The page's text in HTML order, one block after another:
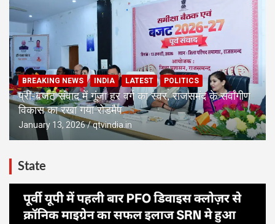
BREAKING NEWS INDIA LATEST POLITICS
प्री-बजट संवाद में गूंजा हर वर्ग का स्वर, राजसमंद के सर्वांगीण
विकास का रखा गया रोडमैप
January 13, 2026 qtvindia.in
State